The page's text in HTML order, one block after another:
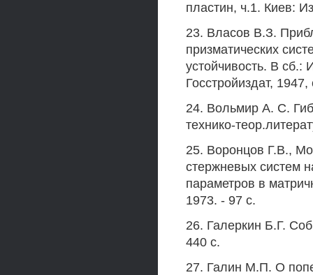
пластин, ч.1. Киев:
23. Власов В.З.
призматических
устойчивость. В
Госстройиздат, 1947,
24. Вольмир А. С.
технико-
25. Воронцов Г.В.,
стержневых систем
параметров в
1973. - 97 с.
26. Галеркин Б.Г.
440 с.
27. Галин М.П. О